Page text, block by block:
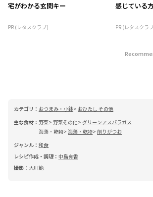
宅がわかる玄関キー
PR (レタスクラブ)
感じている
PR (レタスクラ
カテゴリ： おつまみ・小鉢
おひたし その他
主な食材： 野菜 野菜その他
グリーンアスパラガス
海藻・乾物 海藻・乾物 削りがつお
ジャンル： 和食
レシピ作成・調理： 中島有香
撮影： 大川範